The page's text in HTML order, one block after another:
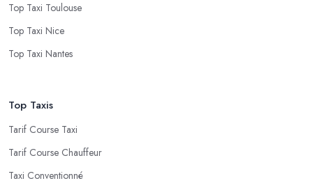
Top Taxi Toulouse
Top Taxi Nice
Top Taxi Nantes
Top Taxis
Tarif Course Taxi
Tarif Course Chauffeur
Taxi Conventionné